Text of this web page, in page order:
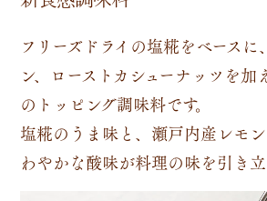
フリーズドライの塩糀をベースに
ン、ローストカシューナッツを
のトッピング調味料です。
塩糀のうま味と、瀬戸内産レモ
わやかな酸味が料理の味を引き立